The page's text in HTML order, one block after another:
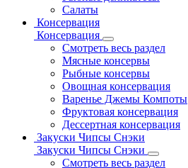
Салаты
Консервация
Консервация
Смотреть весь раздел
Мясные консервы
Рыбные консервы
Овощная консервация
Варенье Джемы Компоты
Фруктовая консервация
Дессертная консервация
Закуски Чипсы Снэки
Закуски Чипсы Снэки
Смотреть весь раздел